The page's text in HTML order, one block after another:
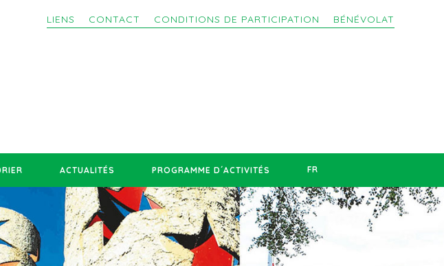
LIENS CONTACT CONDITIONS DE PARTICIPATION BÉNÉVOLAT
ACTUALITÉS PROGRAMME D´ACTIVITÉS FR